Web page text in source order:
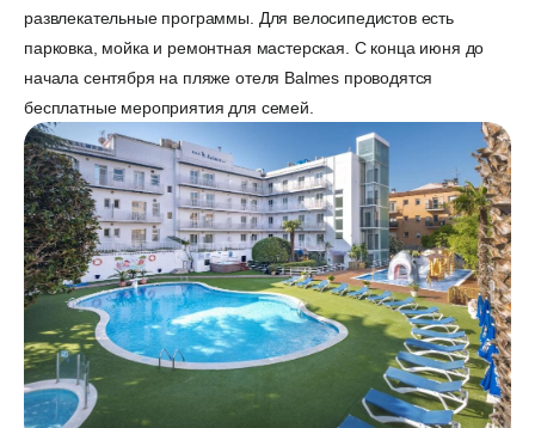
развлекательные программы. Для велосипедистов есть
парковка, мойка и ремонтная мастерская. С конца июня до
начала сентября на пляже отеля Balmes проводятся
бесплатные мероприятия для семей.